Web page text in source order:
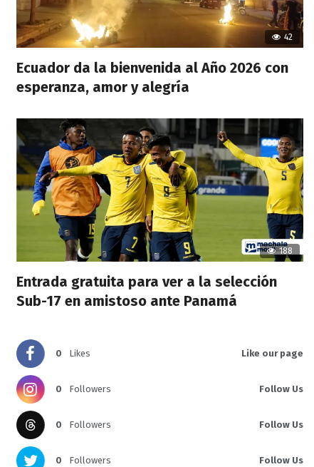
42
Ecuador da la bienvenida al Año 2026 con
esperanza, amor y alegría
188
Entrada gratuita para ver a la selección
Sub-17 en amistoso ante Panamá
0 Likes Like our page
0 Followers Follow Us
0 Followers Follow Us
0 Followers Follow Us